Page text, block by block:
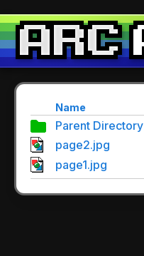
Name
Parent Directory
page2.jpg
page1.jpg